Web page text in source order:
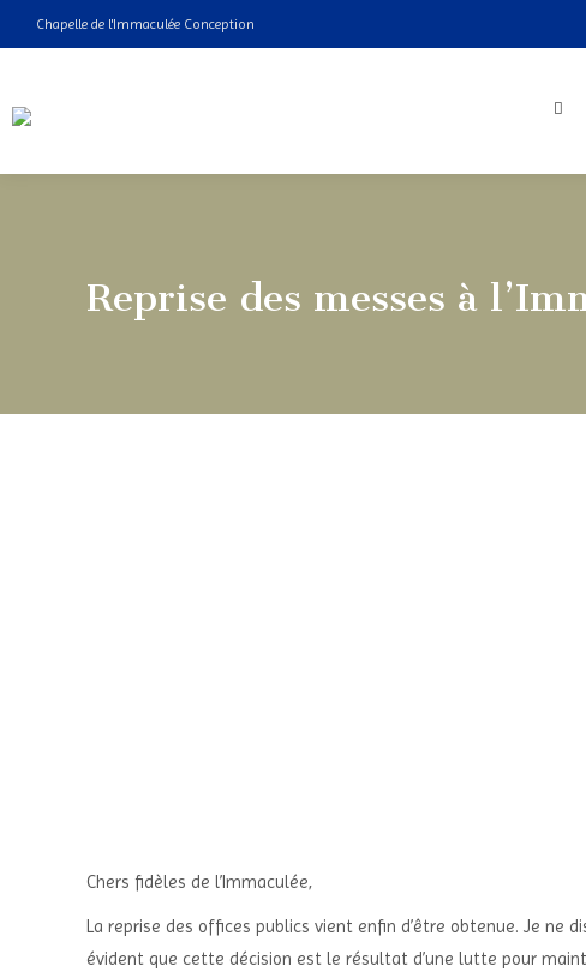
Chapelle de l'Immaculée Conception
Reprise des messes à
Chers fidèles de l’Immaculée,
La reprise des offices publics vient enfin d’être obtenue. Je ne
évident que cette décision est le résultat d’une lutte pour